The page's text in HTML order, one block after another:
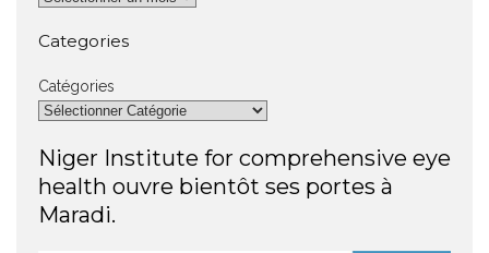
Categories
Catégories
Niger Institute for comprehensive eye
health ouvre bientôt ses portes à
Maradi.